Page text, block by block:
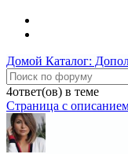
Домой Каталог:
4ответ(ов) в теме
Страница c